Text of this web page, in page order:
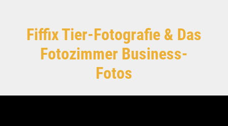
Fiffix Tier-Fotografie & Das
Fotozimmer Business-
Fotos